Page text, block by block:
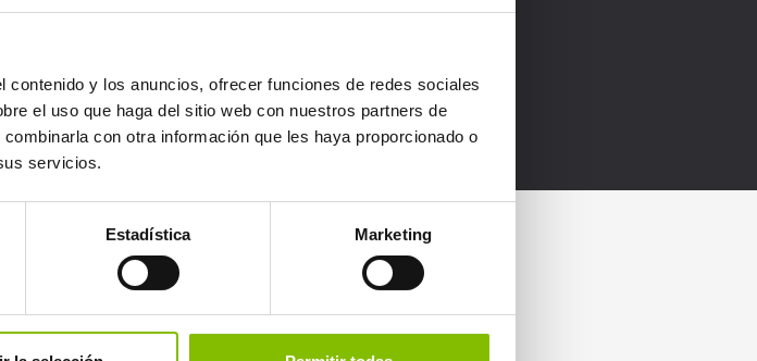
y los anuncios, ofrecer funciones de redes sociales
el uso que haga del sitio web con nuestros partners de
con otra información que les haya proporcionado o
servicios.
Estadística Marketing
memoráveis.
e coerência
positivo